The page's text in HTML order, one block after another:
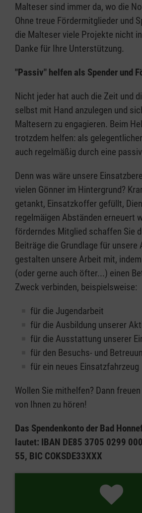
Malteser sind immer da, wo die
Ohne treue Fördermitglieder und
die Malteser viele Projekte nicht
Danke für Ihre Unterstützung.
"Passiv" helfen als Spender und
Nicht jeder hat auch die Zeit und
selbst mit Hand anzulegen und
Maltesern zu engagieren. Beim
trotzdem helfen: als
auch regelmäßig durch eine
Denn was wäre unsere
vielen Gönner im Hintergrund?
getankt, Einsatzkoffer gefüllt,
regelmäigen Abständen erneuert
förderndes Mitglied schaffen Sie
Beiträge die Grundlage für unsere
gestalten unsere Arbeit mit,
(oder gerne auch öfter...) einen
Zweck verbinden, beispielsweise:
für die Jugendarbeit
für die Ausbildung unserer
für die Ausstattung unserer
für den Besuchs- und
für ein neues Einsatzfahrzeug
Wollen Sie mithelfen? Dann
von Ihnen zu hören!
Das Spendenkonto der Bad
lautet: IBAN DE85 3705 0299
55, BIC COKSDE33XXX